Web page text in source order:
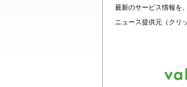
最新のサービス情報を
ニュース提供元（クリ